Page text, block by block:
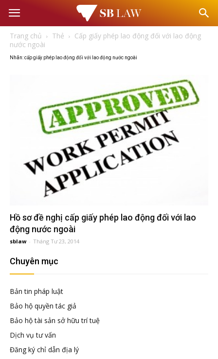
Văn
phòng
đầu
Đại
diện
Trang chủ Thẻ
Cấp giấy phép lao động đối với lao động
nước ngoài
Nhãn: cấp giấy phép lao động đối với lao động nước ngoài
Hồ sơ đề nghị cấp giấy phép lao động đối với lao
động nước ngoài
sblaw - Tháng Tư 23, 2014
Chuyên mục
Bản tin pháp luật
Bảo hộ quyền tác giả
Bảo hộ tài sản sở hữu trí tuệ
Dịch vụ tư vấn
Đăng ký chỉ dẫn địa lý